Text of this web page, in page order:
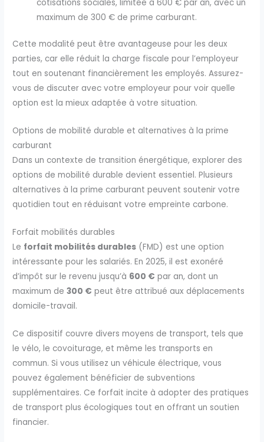
cotisations sociales, limitée à 600 € par an, avec un
maximum de 300 € de prime carburant.
Cette modalité peut être avantageuse pour les deux
parties, car elle réduit la charge fiscale pour l’employeur
tout en soutenant financièrement les employés. Assurez-
vous de discuter avec votre employeur pour voir quelle
option est la mieux adaptée à votre situation.
Options de mobilité durable et alternatives à la prime
carburant
Dans un contexte de transition énergétique, explorer des
options de mobilité durable devient essentiel. Plusieurs
alternatives à la prime carburant peuvent soutenir votre
quotidien tout en réduisant votre empreinte carbone.
Forfait mobilités durables
Le forfait mobilités durables (FMD) est une option
intéressante pour les salariés. En 2025, il est exonéré
d’impôt sur le revenu jusqu’à 600 € par an, dont un
maximum de300 € peut être attribué aux déplacements
domicile-travail.
Ce dispositif couvre divers moyens de transport, tels que
le vélo, le covoiturage, et même les transports en
commun. Si vous utilisez un véhicule électrique, vous
pouvez également bénéficier de subventions
supplémentaires. Ce forfait incite à adopter des pratiques
de transport plus écologiques tout en offrant un soutien
financier.